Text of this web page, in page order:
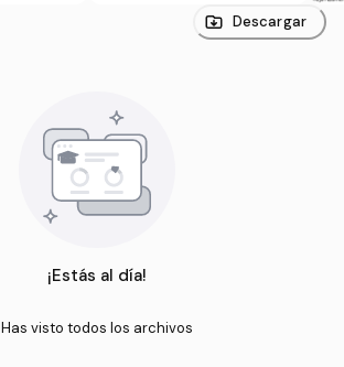
Descargar
¡Estás al día!
Has visto todos los archivos